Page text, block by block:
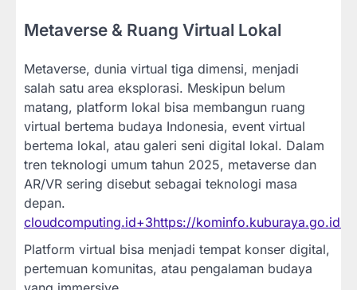
Metaverse & Ruang Virtual Lokal
Metaverse, dunia virtual tiga dimensi, menjadi
salah satu area eksplorasi. Meskipun belum
matang, platform lokal bisa membangun ruang
virtual bertema budaya Indonesia, event virtual
bertema lokal, atau galeri seni digital lokal. Dalam
tren teknologi umum tahun 2025, metaverse dan
AR/VR sering disebut sebagai teknologi masa
depan.
cloudcomputing.id+3https://kominfo.kuburaya.go.id
Platform virtual bisa menjadi tempat konser digital,
pertemuan komunitas, atau pengalaman budaya